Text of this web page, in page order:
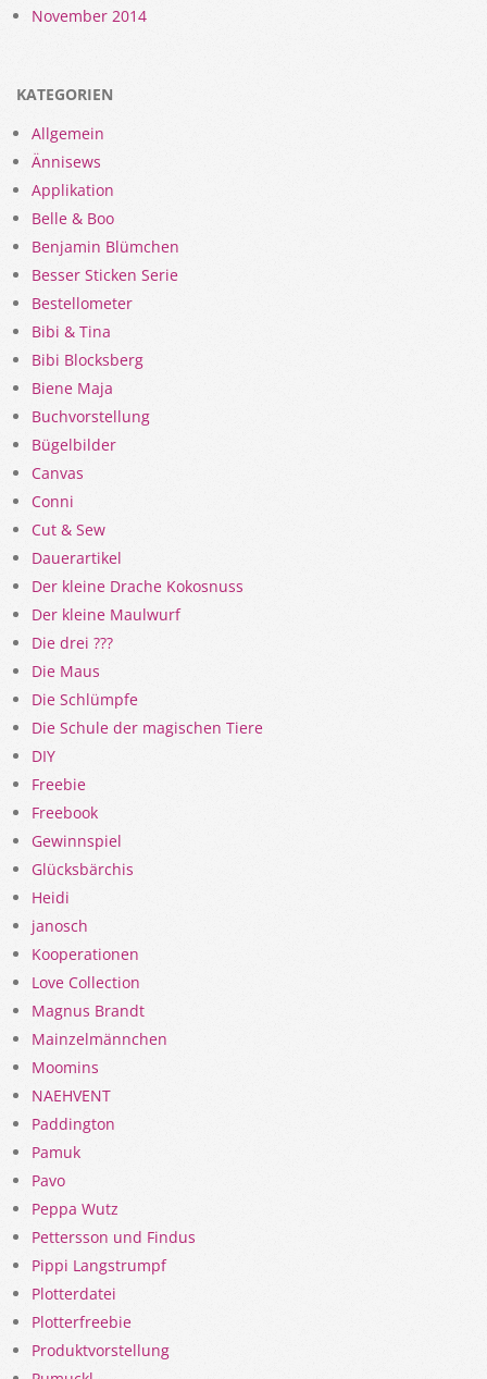
November 2014
KATEGORIEN
Allgemein
Ännisews
Applikation
Belle & Boo
Benjamin Blümchen
Besser Sticken Serie
Bestellometer
Bibi & Tina
Bibi Blocksberg
Biene Maja
Buchvorstellung
Bügelbilder
Canvas
Conni
Cut & Sew
Dauerartikel
Der kleine Drache Kokosnuss
Der kleine Maulwurf
Die drei ???
Die Maus
Die Schlümpfe
Die Schule der magischen Tiere
DIY
Freebie
Freebook
Gewinnspiel
Glücksbärchis
Heidi
janosch
Kooperationen
Love Collection
Magnus Brandt
Mainzelmännchen
Moomins
NAEHVENT
Paddington
Pamuk
Pavo
Peppa Wutz
Pettersson und Findus
Pippi Langstrumpf
Plotterdatei
Plotterfreebie
Produktvorstellung